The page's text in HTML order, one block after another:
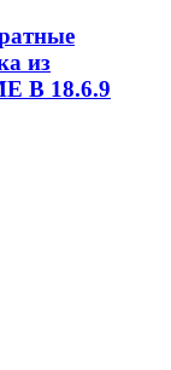
из
B 18.6.9